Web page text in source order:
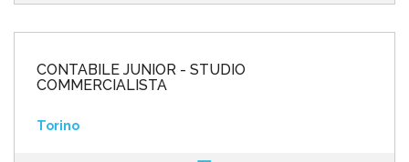
CONTABILE JUNIOR - STUDIO
COMMERCIALISTA
Torino